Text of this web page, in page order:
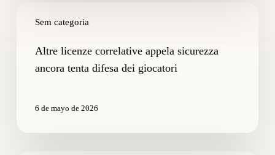
Sem categoria
licenze
appelaAltre licenze correlative appela sicurezza
ancora tenta difesa dei giocatori
6 de mayo de 2026